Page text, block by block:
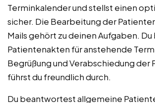
Terminkalender und stellst einen
sicher. Die Bearbeitung der
Mails gehört zu deinen Aufgaben.
Patientenakten für anstehende
Begrüßung und Verabschiedung der
führst du freundlich durch.
Du beantwortest allgemeine